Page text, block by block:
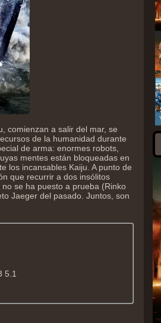
comienzan a salir del mar, se
de la humanidad durante
de arma: enormes robots,
mentes están bloqueadas en
los incansables Kaiju. A punto de
que recurrir a dos insólitos
se ha puesto a prueba (Rinko
Jaeger del pasado. Juntos, son
5.1